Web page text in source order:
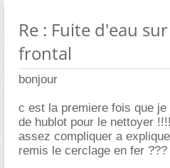
Re : Fuite d'eau
frontal
bonjour
c est la premiere fois que
de hublot pour le nettoyer
assez compliquer a
remis le cerclage en fer ???